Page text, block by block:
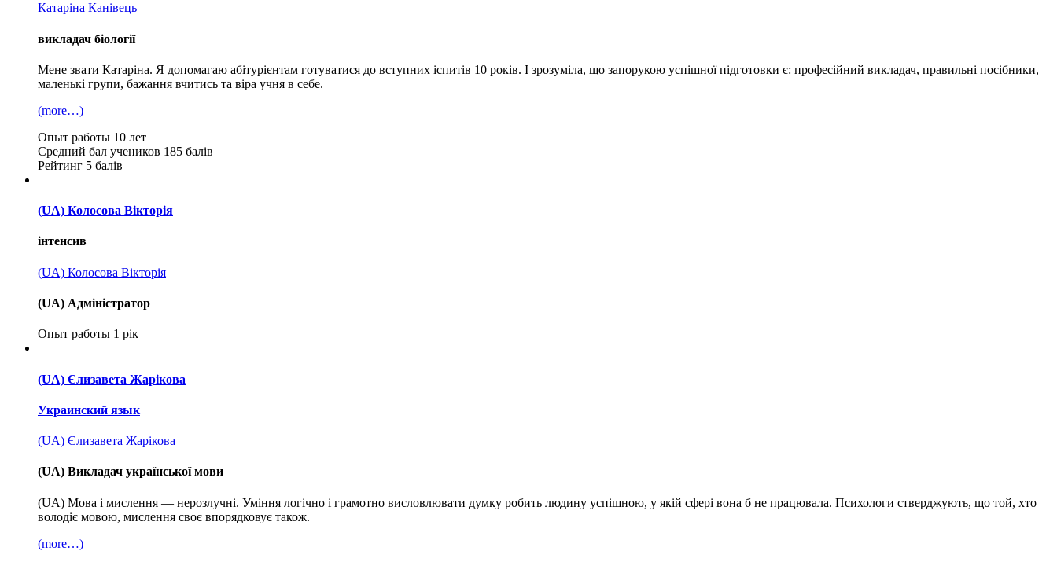
Катаріна Канівець
викладач біології
Мене звати Катаріна. Я допомагаю абітурієнтам готуватися до вступних іспитів 10 років. І зрозуміла, що запорукою успішної підготовки є: професійний викладач, правильні посібники,
маленькі групи, бажання вчитись та віра учня в себе.
(more…)
Опыт работы 10 лет
Средний бал учеников 185 балів
Рейтинг 5 балів
(UA) Колосова Вікторія
інтенсив
(UA) Колосова Вікторія
(UA) Адміністратор
Опыт работы 1 рік
(UA) Єлизавета Жарікова
Украинский язык
(UA) Єлизавета Жарікова
(UA) Викладач української мови
(UA) Мова і мислення — нерозлучні. Уміння логічно і грамотно висловлювати думку робить людину успішною, у якій сфері вона б не працювала. Психологи стверджують, що той, хто
володіє мовою, мислення своє впорядковує також.
(more…)